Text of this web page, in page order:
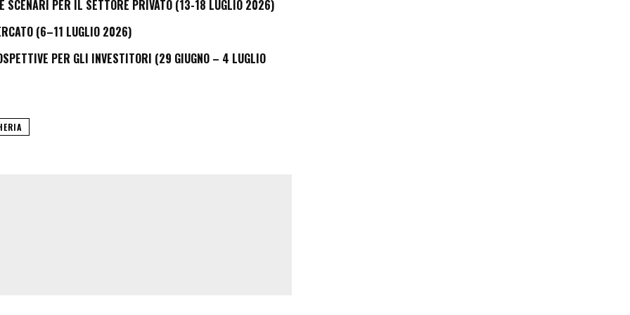
SCENARI PER IL SETTORE PRIVATO (13-18 LUGLIO 2026)
(6–11 LUGLIO 2026)
PER GLI INVESTITORI (29 GIUGNO – 4 LUGLIO